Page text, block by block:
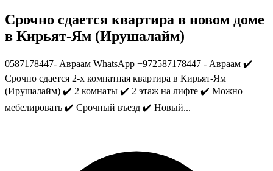
Срочно сдается квартира в новом доме
в Кирьят-Ям (Ирушалайм)
0587178447- Авраам WhatsApp +972587178447 - Авраам ✔️
Срочно сдается 2-х комнатная квартира в Кирьят-Ям
(Ирушалайм) ✔️ 2 комнаты ✔️ 2 этаж на лифте ✔️ Можно
мебелировать ✔️ Срочный въезд ✔️ Новый...